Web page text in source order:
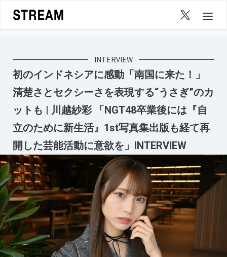
content
INTERVIEW
初のインドネシアに感動「南国に来た！」
清楚さとセクシーさを表現する“うさぎ”のカ
ットも | 川越紗彩 「NGT48卒業後には『自
立のために新生活』1st写真集出版も経て再
開した芸能活動に意欲を」INTERVIEW